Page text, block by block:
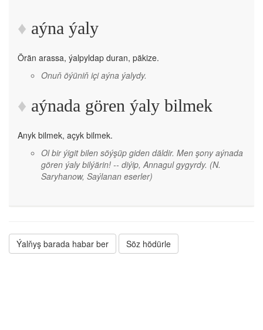
aýna ýaly
Örän arassa, ýalpyldap duran, päkize.
Onuň öýüniň içi aýna ýalydy.
aýnada gören ýaly bilmek
Anyk bilmek, açyk bilmek.
Ol bir ýigit bilen söýşüp giden däldir. Men şony aýnada
gören ýaly bilýärin! -- diýip, Annagul gygyrdy. (N.
Saryhanow, Saýlanan eserler)
Ýalňyş barada habar ber Söz hödürle